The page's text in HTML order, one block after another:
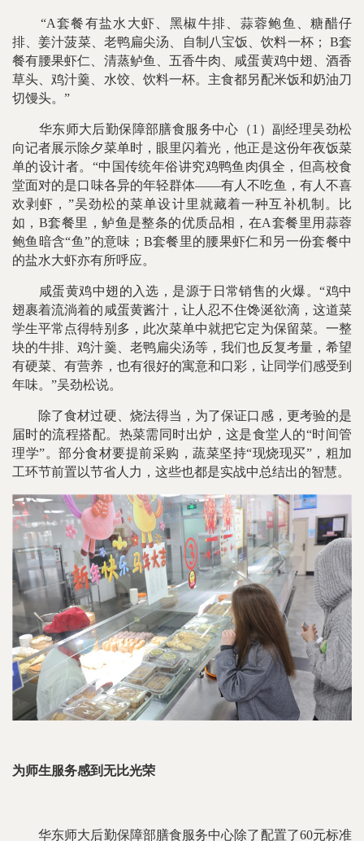
“A套餐有盐水大虾、黑椒牛排、蒜蓉鲍鱼、糖醋仔
排、姜汁菠菜、老鸭扁尖汤、自制八宝饭、饮料一杯； B套
餐有腰果虾仁、清蒸鲈鱼、五香牛肉、咸蛋黄鸡中翅、酒香
草头、鸡汁羹、水饺、饮料一杯。主食都另配米饭和奶油刀
切馒头。”
华东师大后勤保障部膳食服务中心（1）副经理吴劲松
向记者展示除夕菜单时，眼里闪着光，他正是这份年夜饭菜
单的设计者。“中国传统年俗讲究鸡鸭鱼肉俱全，但高校食
堂面对的是口味各异的年轻群体——有人不吃鱼，有人不喜
欢剥虾，”吴劲松的菜单设计里就藏着一种互补机制。比
如，B套餐里，鲈鱼是整条的优质品相，在A套餐里用蒜蓉
鲍鱼暗含“鱼”的意味；B套餐里的腰果虾仁和另一份套餐中
的盐水大虾亦有所呼应。
咸蛋黄鸡中翅的入选，是源于日常销售的火爆。“鸡中
翅裹着流淌着的咸蛋黄酱汁，让人忍不住馋涎欲滴，这道菜
学生平常点得特别多，此次菜单中就把它定为保留菜。一整
块的牛排、鸡汁羹、老鸭扁尖汤等，我们也反复考量，希望
有硬菜、有营养，也有很好的寓意和口彩，让同学们感受到
年味。”吴劲松说。
除了食材过硬、烧法得当，为了保证口感，更考验的是
届时的流程搭配。热菜需同时出炉，这是食堂人的“时间管
理学”。部分食材要提前采购，蔬菜坚持“现烧现买”，粗加
工环节前置以节省人力，这些也都是实战中总结出的智慧。
为师生服务感到无比光荣
华东师大后勤保障部膳食服务中心除了配置了60元标准